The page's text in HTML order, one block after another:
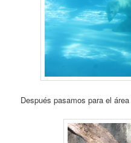
Después pasamos para el